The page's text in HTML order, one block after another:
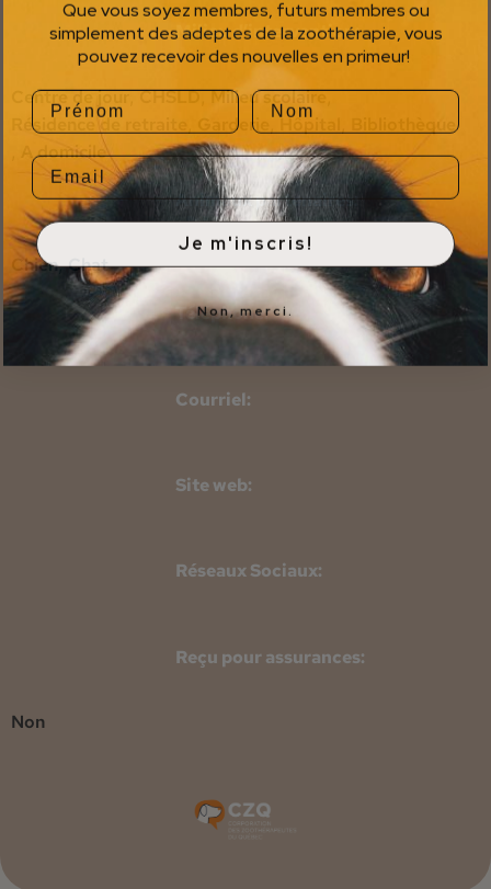
Milieu d’intervention:
Centre de jour, CHSLD, Milieu scolaire,
Résidence de retraite Garderie , Hôpital Bibliothèque
A domicile
Animaux partenaires:
Chien, Chat
Téléphone:
Courriel:
Site web:
Réseaux Sociaux:
Reçu pour assurances:
Non
simplement des adeptes de la zoothérapie, vous
pouvez recevoir des nouvelles en primeur!
Je m'inscris!
Non, merci.